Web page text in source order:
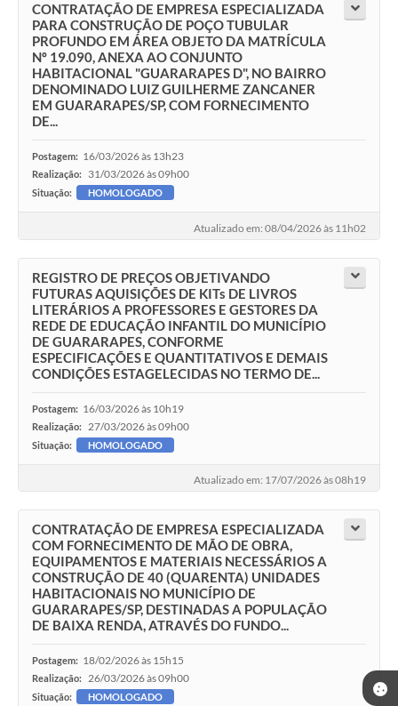
CONTRATAÇÃO DE EMPRESA ESPECIALIZADA
PARA CONSTRUÇÃO DE POÇO TUBULAR
PROFUNDO EM ÁREA OBJETO DA MATRÍCULA
Nº 19.090, ANEXA AO CONJUNTO
HABITACIONAL "GUARARAPES D", NO BAIRRO
DENOMINADO LUIZ GUILHERME ZANCANER
EM GUARARAPES/SP, COM FORNECIMENTO
DE...
Postagem: 16/03/2026 às 13h23
Realização: 31/03/2026 às 09h00
Situação: HOMOLOGADO
Atualizado em: 08/04/2026 às 11h02
REGISTRO DE PREÇOS OBJETIVANDO
FUTURAS AQUISIÇÕES DE KITs DE LIVROS
LITERÁRIOS A PROFESSORES E GESTORES DA
REDE DE EDUCAÇÃO INFANTIL DO MUNICÍPIO
DE GUARARAPES, CONFORME
ESPECIFICAÇÕES E QUANTITATIVOS E DEMAIS
CONDIÇÕES ESTAGELECIDAS NO TERMO DE...
Postagem: 16/03/2026 às 10h19
Realização: 27/03/2026 às 09h00
Situação: HOMOLOGADO
Atualizado em: 17/07/2026 às 08h19
CONTRATAÇÃO DE EMPRESA ESPECIALIZADA
COM FORNECIMENTO DE MÃO DE OBRA,
EQUIPAMENTOS E MATERIAIS NECESSÁRIOS A
CONSTRUÇÃO DE 40 (QUARENTA) UNIDADES
HABITACIONAIS NO MUNICÍPIO DE
GUARARAPES/SP, DESTINADAS A POPULAÇÃO
DE BAIXA RENDA, ATRAVÉS DO FUNDO...
Postagem: 18/02/2026 às 15h15
Realização: 26/03/2026 às 09h00
Situação: HOMOLOGADO